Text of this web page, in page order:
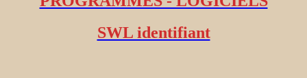
SWL identifiant